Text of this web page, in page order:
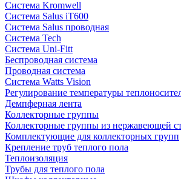
Система Kromwell
Система Salus iT600
Система Salus проводная
Система Tech
Система Uni-Fitt
Беспроводная система
Проводная система
Система Watts Vision
Регулирование температуры
Демпферная лента
Коллекторные группы
Коллекторные группы из нержавеющей
Комплектующие для коллекторных групп
Крепление труб теплого пола
Теплоизоляция
Трубы для теплого пола